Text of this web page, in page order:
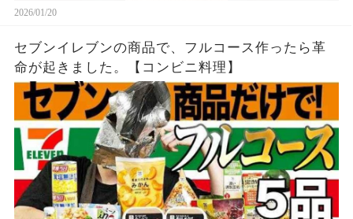
2026/01/20
セブンイレブンの商品で、フルコース作ったら革
命が起きました。【コンビニ料理】